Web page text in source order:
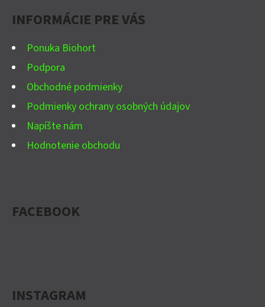
INFORMÁCIE PRE VÁS
Ponuka Biohort
Podpora
Obchodné podmienky
Podmienky ochrany osobných údajov
Napíšte nám
Hodnotenie obchodu
FACEBOOK
INSTAGRAM